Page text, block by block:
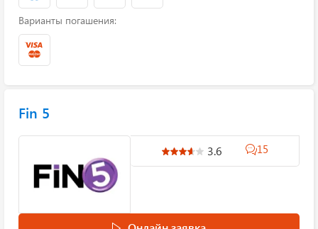
Варианты погашения:
Fin 5
3.6 15